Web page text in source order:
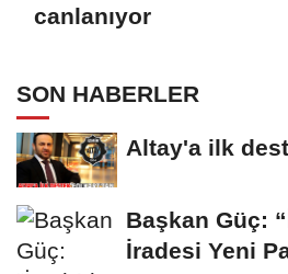
canlanıyor
SON HABERLER
Altay'a ilk
Başkan Güç:
İradesi Yeni